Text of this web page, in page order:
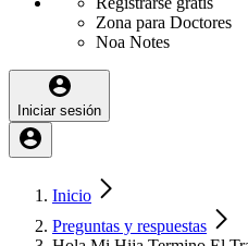
Zona para Doctores
Noa Notes
Iniciar sesión
Inicio
Preguntas y respuestas